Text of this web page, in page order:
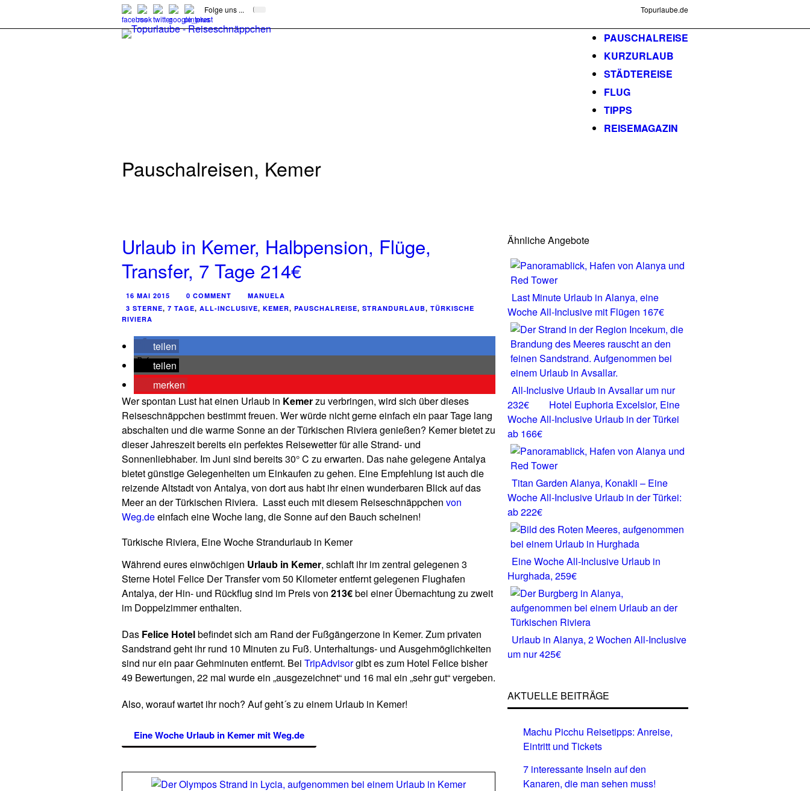
Folge uns ... Topurlaube.de
PAUSCHALREISE
KURZURLAUB
STÄDTEREISE
FLUG
TIPPS
REISEMAGAZIN
Pauschalreisen, Kemer
Urlaub in Kemer, Halbpension, Flüge,
Transfer, 7 Tage 214€
16 MAI 2015 0 COMMENT
MANUELA
3 STERNE, 7 TAGE, ALL-INCLUSIVE, KEMER, PAUSCHALREISE, STRANDURLAUB, TÜRKISCHE
RIVIERA
teilen
teilen
merken
Wer spontan Lust hat einen Urlaub in Kemerzu verbringen, wird sich über dieses
Reiseschnäppchen bestimmt freuen. Wer würde nicht gerne einfach ein paar Tage lang
abschalten und die warme Sonne an der Türkischen Riviera genießen? Kemer bietet zu
dieser Jahreszeit bereits ein perfektes Reisewetter für alle Strand- und
Sonnenliebhaber. Im Juni sind bereits 30° C zu erwarten. Das nahe gelegene Antalya
bietet günstige Gelegenheiten um Einkaufen zu gehen. Eine Empfehlung ist auch die
reizende Altstadt von Antalya, von dort aus habt ihr einen wunderbaren Blick auf das
Meer an der Türkischen Riviera. Lasst euch mit diesem Reiseschnäppchen von
Weg.deeinfach eine Woche lang, die Sonne auf den Bauch scheinen!
Türkische Riviera, Eine Woche Strandurlaub in Kemer
Während eures einwöchigen Urlaub in Kemer, schlaft ihr im zentral gelegenen 3
Sterne Hotel Felice Der Transfer vom 50 Kilometer entfernt gelegenen Flughafen
Antalya, der Hin- und Rückflug sind im Preis von 213€bei einer Übernachtung zu zweit
im Doppelzimmer enthalten.
Das Felice Hotelbefindet sich am Rand der Fußgängerzone in Kemer. Zum privaten
Sandstrand geht ihr rund 10 Minuten zu Fuß. Unterhaltungs- und Ausgehmöglichkeiten
sind nur ein paar Gehminuten entfernt. Bei TripAdvisorgibt es zum Hotel Felice bisher
49 Bewertungen, 22 mal wurde ein „ausgezeichnet“ und 16 mal ein „sehr gut“ vergeben.
Also, worauf wartet ihr noch? Auf geht´s zu einem Urlaub in Kemer!
Eine Woche Urlaub in Kemer mit Weg.de
Ähnliche Angebote
Last Minute Urlaub in Alanya, eine
Woche All-Inclusive mit Flügen 167€
All-Inclusive Urlaub in Avsallar um nur
232€
Hotel Euphoria Excelsior, Eine
Woche All-Inclusive Urlaub in der Türkei
ab 166€
Titan Garden Alanya, Konakli – Eine
Woche All-Inclusive Urlaub in der Türkei:
ab 222€
Eine Woche All-Inclusive Urlaub in
Hurghada, 259€
Urlaub in Alanya, 2 Wochen All-Inclusive
um nur 425€
AKTUELLE BEITRÄGE
Machu Picchu Reisetipps: Anreise,
Eintritt und Tickets
7 interessante Inseln auf den
Kanaren, die man sehen muss!